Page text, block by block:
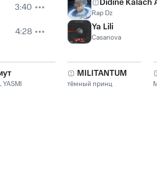
3:40
4:28
Didine Kalach
Rap Dz
Ya Lili
Casanova
,YASMI
MILITANTUM
тёмный принц